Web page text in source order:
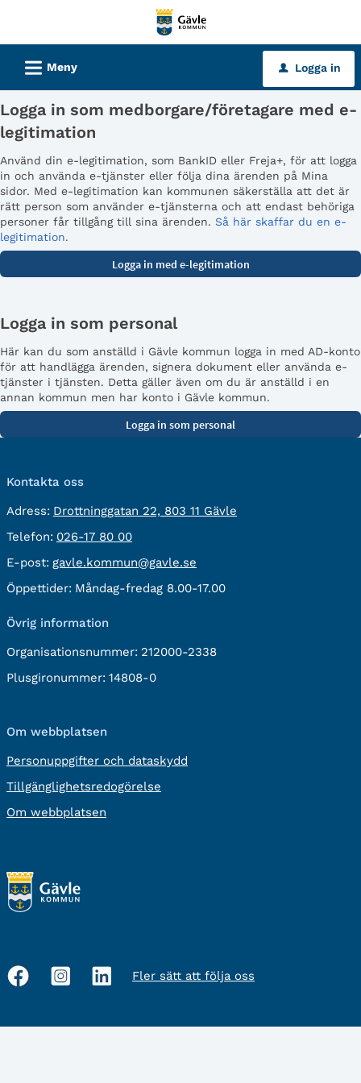
tjänster
Gävle
kommun
L Meny u Logga in
Logga in som medborgare/företagare med e-
legitimation
Använd din e-legitimation, som BankID eller Freja+, för att logga
in och använda e-tjänster eller följa dina ärenden på Mina
sidor. Med e-legitimation kan kommunen säkerställa att det är
rätt person som använder e-tjänsterna och att endast behöriga
personer får tillgång till sina ärenden. Så här skaffar du en e-
legitimation.
Logga in som personal
Här kan du som anställd i Gävle kommun logga in med AD-konto
för att handlägga ärenden, signera dokument eller använda e-
tjänster i tjänsten. Detta gäller även om du är anställd i en
annan kommun men har konto i Gävle kommun.
Kontakta oss
Adress: besöksadress:
Drottninggatan 22, 803 11 Gävle
Telefon: Telefon:
026-17 80 00
E-post: E-
post:
gavle.kommun@gavle.se
Öppettider: Måndag-fredag 8.00-17.00
Övrig information
Organisationsnummer: 212000-2338
Plusgironummer: 14808-0
Om webbplatsen
Personuppgifter och dataskydd
Tillgänglighetsredogörelse
Om webbplatsen
Sociala
Fler sätt att följa oss